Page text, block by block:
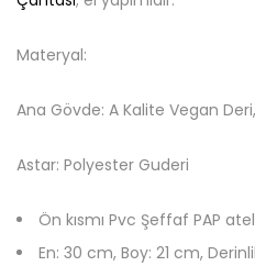
Materyal:
Ana Gövde: A Kalite Vegan Deri,
Astar: Polyester Guderi
Ön kısmı Pvc Şeffaf PAP
En: 30 cm, Boy: 21 cm,